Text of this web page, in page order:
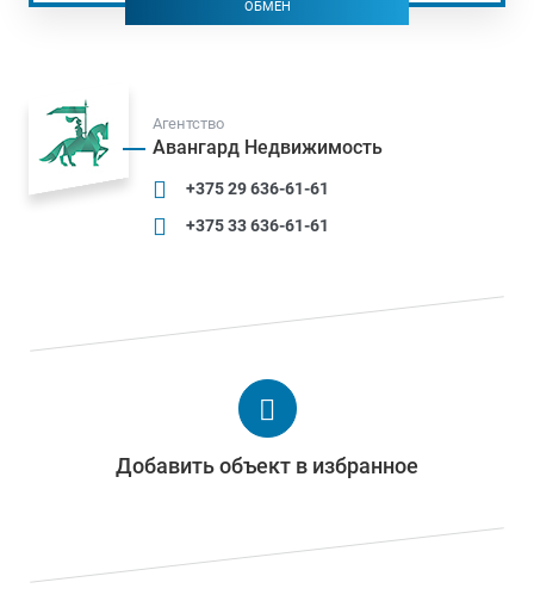
ОБМЕН
Агентство
Авангард Недвижимость
+375 29 636-61-61
+375 33 636-61-61
Добавить объект в избранное